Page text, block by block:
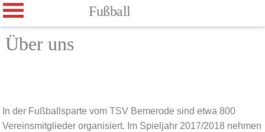
Fußball
Über uns
In der Fußballsparte vom TSV Bemerode sind etwa 800
Vereinsmitglieder organisiert. Im Spieljahr 2017/2018 nehmen